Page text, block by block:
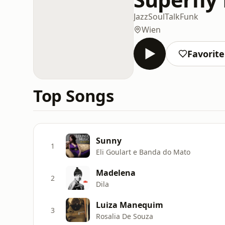
JazzSoulTalkFunk
Wien
Top Songs
1 Sunny
Eli Goulart e Banda do Mato
2 Madelena
Dila
3 Luiza Manequim
Rosalia De Souza